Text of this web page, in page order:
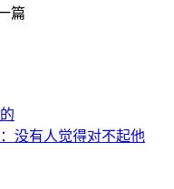
篇
没有人觉得对不起他